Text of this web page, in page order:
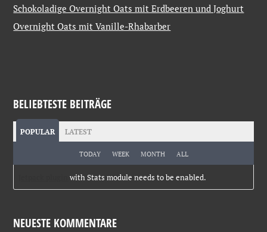
Schokoladige Overnight Oats mit Erdbeeren und Joghurt
Overnight Oats mit Vanille-Rhabarber
BELIEBTESTE BEITRÄGE
POPULAR LATEST
TODAY WEEK MONTH ALL
with Stats module needs to be enabled.
NEUESTE KOMMENTARE